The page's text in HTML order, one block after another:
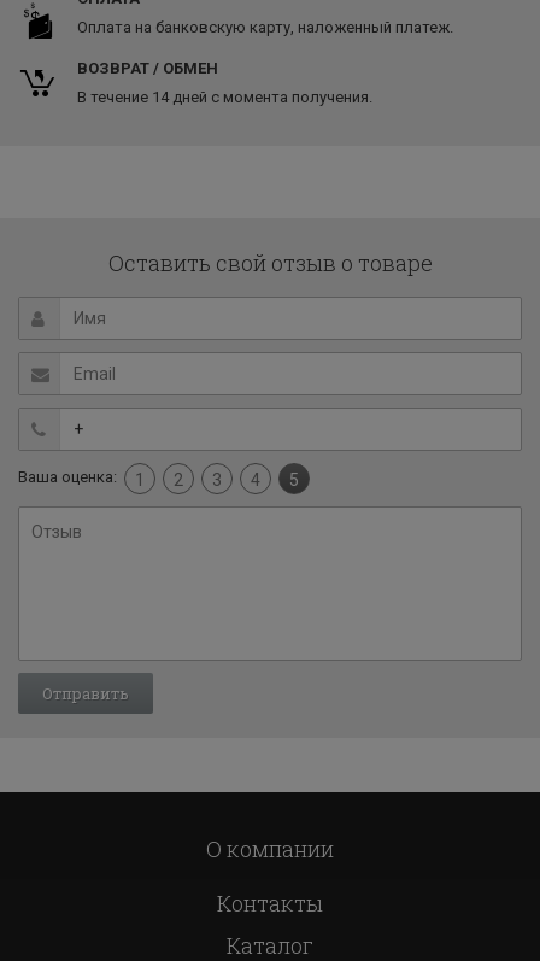
Оплата на банковскую карту, наложенный платеж.
ВОЗВРАТ / ОБМЕН
В течение 14 дней с момента получения.
Оставить свой отзыв о товаре
Ваша оценка: 1 2 3 4 5
О компании
Контакты
Каталог